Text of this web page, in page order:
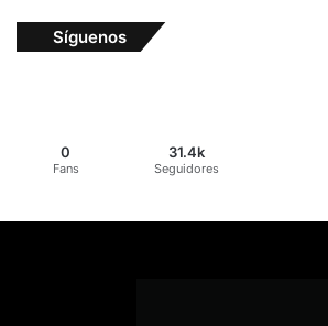
Síguenos
0
Fans
31.4k
Seguidores